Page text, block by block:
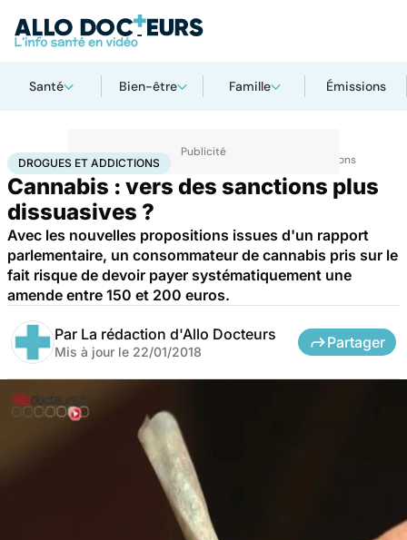
Santé Bien-être Famille Émissions
AccueilSantéMaladiesDrogues et addictions Drogues et addictions
DROGUES ET ADDICTIONS
Cannabis : vers des sanctions plus
dissuasives ?
Avec les nouvelles propositions issues d'un rapport
parlementaire, un consommateur de cannabis pris sur le
fait risque de devoir payer systématiquement une
amende entre 150 et 200 euros.
Par La rédaction d'Allo Docteurs
Mis à jour le 22/01/2018
Partager